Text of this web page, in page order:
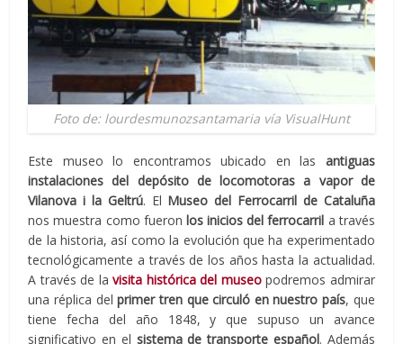
Foto de: lourdesmunozsantamaria vía VisualHunt
Este museo lo encontramos ubicado en las antiguas
instalaciones del depósito de locomotoras a vapor de
Vilanova i la Geltrú. El Museo del Ferrocarril de Cataluña
nos muestra como fueron los inicios del ferrocarril a través
de la historia, así como la evolución que ha experimentado
tecnológicamente a través de los años hasta la actualidad.
A través de lavisita histórica del museopodremos admirar
una réplica delprimer tren que circuló en nuestro país, que
tiene fecha del año 1848, y que supuso un avance
significativo en el sistema de transporte español. Además